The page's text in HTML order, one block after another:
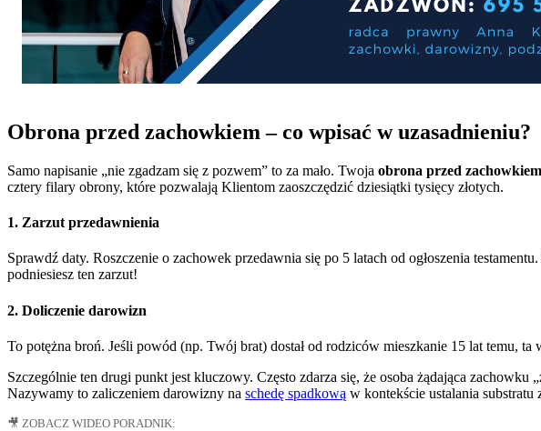
Obrona przed zachowkiem – co wpisać w uzasadnieniu?
Samo napisanie „nie zgadzam się z pozwem” to za mało. Twoja obrona przed
cztery filary obrony, które pozwalają Klientom zaoszczędzić dziesiątki tysięcy złotych.
1. Zarzut przedawnienia
Sprawdź daty. Roszczenie o zachowek przedawnia się po 5 latach od ogłoszenia
podniesiesz ten zarzut!
2. Doliczenie darowizn
To potężna broń. Jeśli powód (np. Twój brat) dostał od rodziców mieszkanie 15 lat temu,
Szczególnie ten drugi punkt jest kluczowy. Często zdarza się, że osoba żądająca
Nazywamy to zaliczeniem darowizny na schedę spadkową w kontekście ustalania substratu
🎥 ZOBACZ WIDEO PORADNIK: